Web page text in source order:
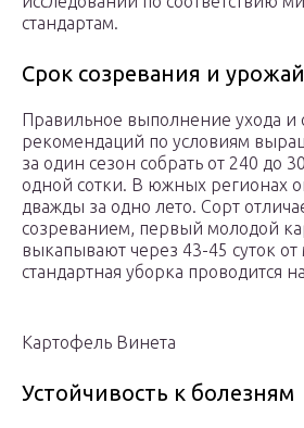
стандартам.
Срок созревания и
Правильное выполнение ухода и
рекомендаций по условиям
за один сезон собрать от 240 до
одной сотки. В южных регионах
дважды за одно лето. Сорт
созреванием, первый молодой
выкапывают через 43-45 суток от
стандартная уборка проводится
Картофель Винета
Устойчивость к болезням